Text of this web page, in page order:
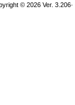
© 2026 Ver. 3.206·